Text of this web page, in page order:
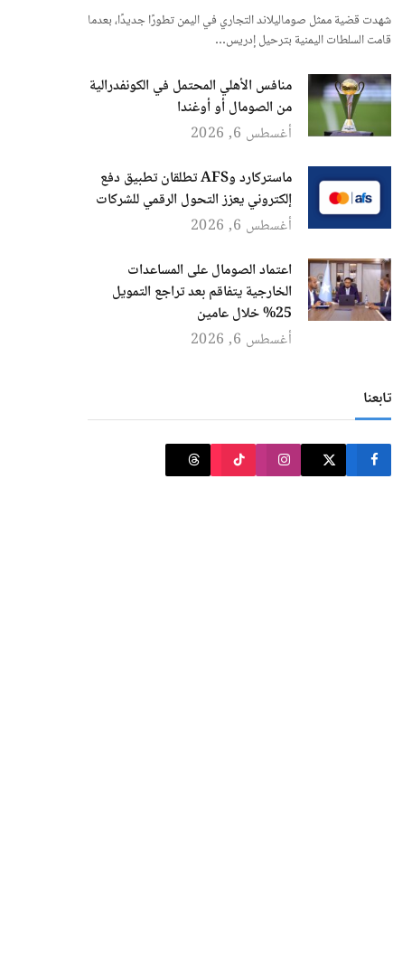
شهدت قضية ممثل صوماليلاند التجاري في اليمن تطورًا جديدًا، بعدما
قامت السلطات اليمنية بترحيل إدريس…
منافس الأهلي المحتمل في الكونفدرالية
من الصومال أو أوغندا
أغسطس 6, 2026
ماستركارد وAFS تطلقان تطبيق دفع
إلكتروني يعزز التحول الرقمي للشركات
أغسطس 6, 2026
اعتماد الصومال على المساعدات
الخارجية يتفاقم بعد تراجع التمويل
25% خلال عامين
أغسطس 6, 2026
تابعنا